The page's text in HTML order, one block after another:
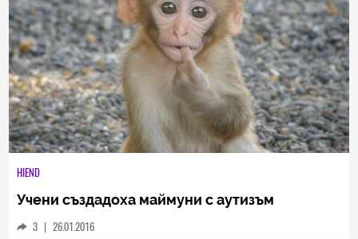
HIEND
Учени създадоха маймуни с аутизъм
3 | 26.01.2016